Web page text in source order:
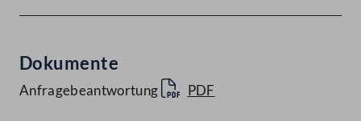
Dokumente
Anfragebeantwortung PDF